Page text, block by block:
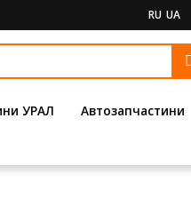
RU UA
УРАЛ Автозапчастини